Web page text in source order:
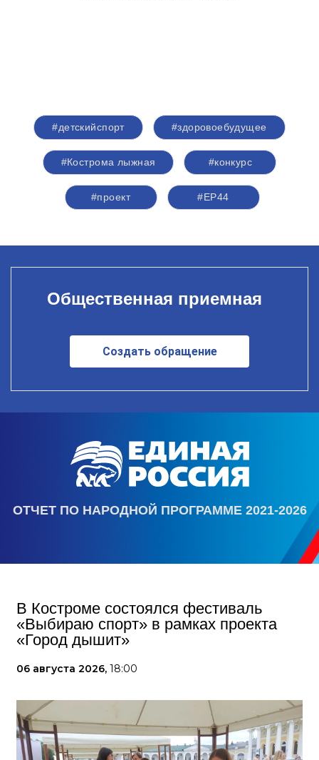
#детскийспорт #здоровоебудущее
#Кострома лыжная #конкурс
#проект #ЕР44
Общественная приемная
Создать обращение
ОТЧЕТ ПО НАРОДНОЙ ПРОГРАММЕ 2021-2026
В Костроме состоялся фестиваль
«Выбираю спорт» в рамках проекта
«Город дышит»
06 августа 2026, 18:00